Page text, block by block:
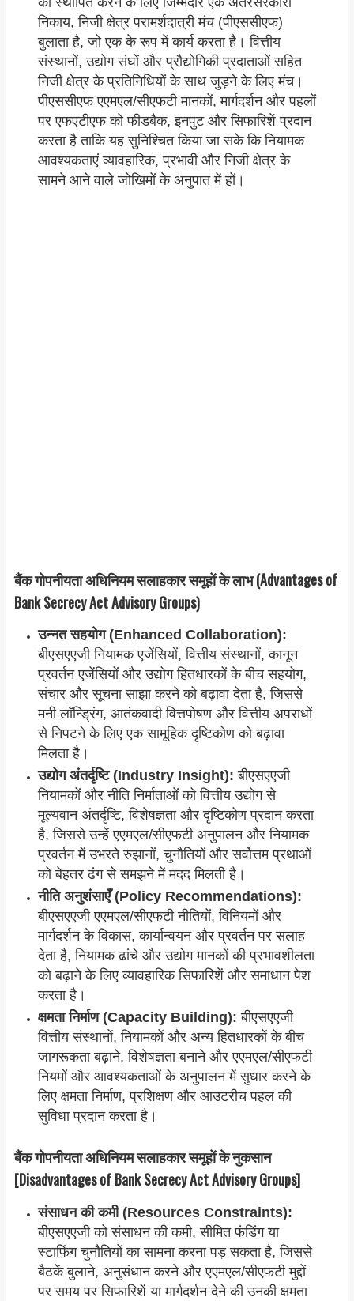
निकाय, निजी क्षेत्र परामर्शदात्री मंच (पीएससीएफ)
बुलाता है, जो एक के रूप में कार्य करता है। वित्तीय
संस्थानों, उद्योग संघों और प्रौद्योगिकी प्रदाताओं सहित
निजी क्षेत्र के प्रतिनिधियों के साथ जुड़ने के लिए मंच।
पीएससीएफ एएमएल/सीएफटी मानकों, मार्गदर्शन और पहलों
पर एफएटीएफ को फीडबैक, इनपुट और सिफारिशें प्रदान
करता है ताकि यह सुनिश्चित किया जा सके कि नियामक
आवश्यकताएं व्यावहारिक, प्रभावी और निजी क्षेत्र के
सामने आने वाले जोखिमों के अनुपात में हों।
बैंक गोपनीयता अधिनियम सलाहकार समूहों के लाभ (Advantages of
Bank Secrecy Act Advisory Groups)
उन्नत सहयोग (Enhanced Collaboration):
बीएसएएजी नियामक एजेंसियों, वित्तीय संस्थानों, कानून
प्रवर्तन एजेंसियों और उद्योग हितधारकों के बीच सहयोग,
संचार और सूचना साझा करने को बढ़ावा देता है, जिससे
मनी लॉन्ड्रिंग, आतंकवादी वित्तपोषण और वित्तीय अपराधों
से निपटने के लिए एक सामूहिक दृष्टिकोण को बढ़ावा
मिलता है।
उद्योग अंतर्दृष्टि (Industry Insight): बीएसएएजी
नियामकों और नीति निर्माताओं को वित्तीय उद्योग से
मूल्यवान अंतर्दृष्टि, विशेषज्ञता और दृष्टिकोण प्रदान करता
है, जिससे उन्हें एएमएल/सीएफटी अनुपालन और नियामक
प्रवर्तन में उभरते रुझानों, चुनौतियों और सर्वोत्तम प्रथाओं
को बेहतर ढंग से समझने में मदद मिलती है।
नीति अनुशंसाएँ (Policy Recommendations):
बीएसएएजी एएमएल/सीएफटी नीतियों, विनियमों और
मार्गदर्शन के विकास, कार्यान्वयन और प्रवर्तन पर सलाह
देता है, नियामक ढांचे और उद्योग मानकों की प्रभावशीलता
को बढ़ाने के लिए व्यावहारिक सिफारिशें और समाधान पेश
करता है।
क्षमता निर्माण (Capacity Building): बीएसएएजी
वित्तीय संस्थानों, नियामकों और अन्य हितधारकों के बीच
जागरूकता बढ़ाने, विशेषज्ञता बनाने और एएमएल/सीएफटी
नियमों और आवश्यकताओं के अनुपालन में सुधार करने के
लिए क्षमता निर्माण, प्रशिक्षण और आउटरीच पहल की
सुविधा प्रदान करता है।
बैंक गोपनीयता अधिनियम सलाहकार समूहों के नुकसान
[Disadvantages of Bank Secrecy Act Advisory Groups]
संसाधन की कमी (Resources Constraints):
बीएसएएजी को संसाधन की कमी, सीमित फंडिंग या
स्टाफिंग चुनौतियों का सामना करना पड़ सकता है, जिससे
बैठकें बुलाने, अनुसंधान करने और एएमएल/सीएफटी मुद्दों
पर समय पर सिफारिशें या मार्गदर्शन देने की उनकी क्षमता